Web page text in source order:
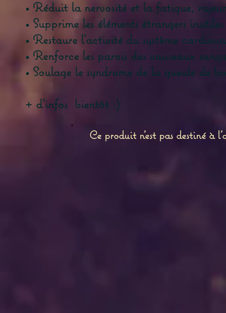
• Réduit la nervosité et la fatigue,
• Supprime les éléments étrangers
• Restaure l'activité du système
• Renforce les parois des vaisseaux
• Soulage le syndrome de la gueule de
+ d'infos bientôt :)
Ce produit n'est pas destiné à